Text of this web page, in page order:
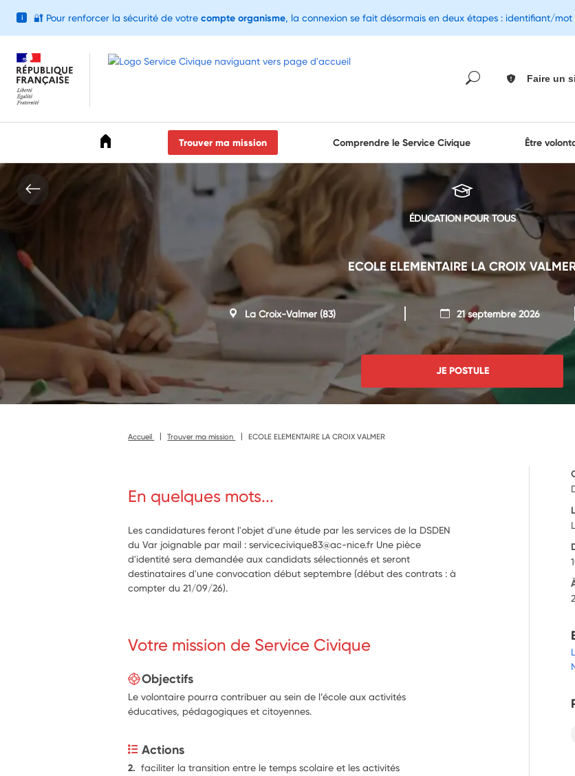
Faire un
Trouver ma mission Comprendre le Service Civique Être
ÉDUCATION POUR TOUS
ECOLE ELEMENTAIRE LA CROIX
La Croix-Valmer (83) 21 septembre 2026
JE POSTULE
Accueil Trouver ma mission ECOLE ELEMENTAIRE LA CROIX VALMER
En quelques mots...
Les candidatures feront l'objet d'une étude par les services de la DSDEN
du Var joignable par mail : service.civique83@ac-nice.fr Une pièce
d'identité sera demandée aux candidats sélectionnés et seront
destinataires d'une convocation début septembre (début des contrats : à
compter du 21/09/26).
Votre mission de Service Civique
Objectifs
Le volontaire pourra contribuer au sein de l’école aux activités
éducatives, pédagogiques et citoyennes.
Actions
2. faciliter la transition entre le temps scolaire et les activités
i 🔐 Pour renforcer la sécurité de votre compte organisme, la connexion se fait désormais en deux étapes : identifiant/